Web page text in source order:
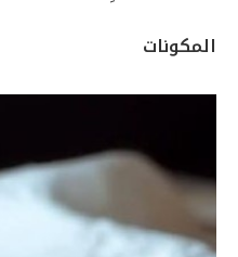
المكونات